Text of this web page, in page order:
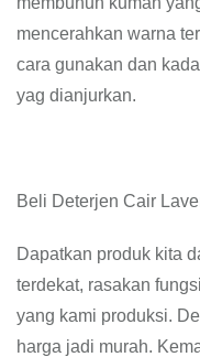
mencerahkan warna
cara gunakan dan
yag dianjurkan.
Beli Deterjen Cair
Dapatkan produk kita
terdekat, rasakan
yang kami produksi.
harga jadi murah.